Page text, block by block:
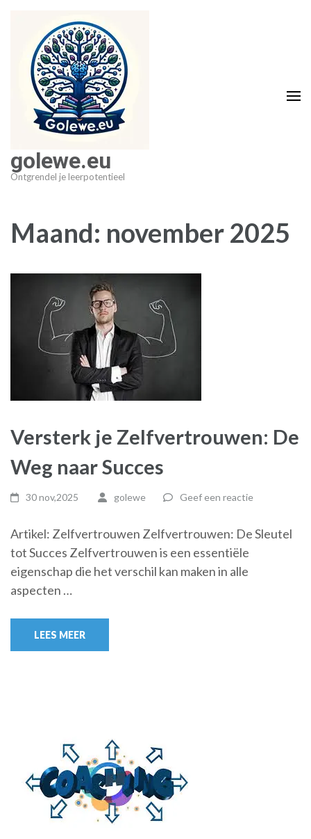
inhoud
golewe.eu
Ontgrendel je leerpotentieel
Maand: november 2025
Versterk je Zelfvertrouwen: De
Weg naar Succes
30 nov,2025 golewe Geef een reactie
Artikel: Zelfvertrouwen Zelfvertrouwen: De Sleutel
tot Succes Zelfvertrouwen is een essentiële
eigenschap die het verschil kan maken in alle
aspecten …
LEES MEER